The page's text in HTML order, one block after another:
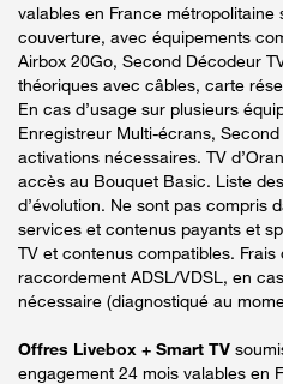
valables en France métropolitaine
couverture, avec équipements
Airbox 20Go, Second Décodeur
théoriques avec câbles, carte
En cas d’usage sur plusieurs
Enregistreur Multi-écrans,
activations nécessaires. TV
accès au Bouquet Basic. Liste
d’évolution. Ne sont pas compris
services et contenus payants et
TV et contenus compatibles.
raccordement ADSL/VDSL, en
nécessaire (diagnostiqué au
Offres Livebox + Smart TV
engagement 24 mois valables en